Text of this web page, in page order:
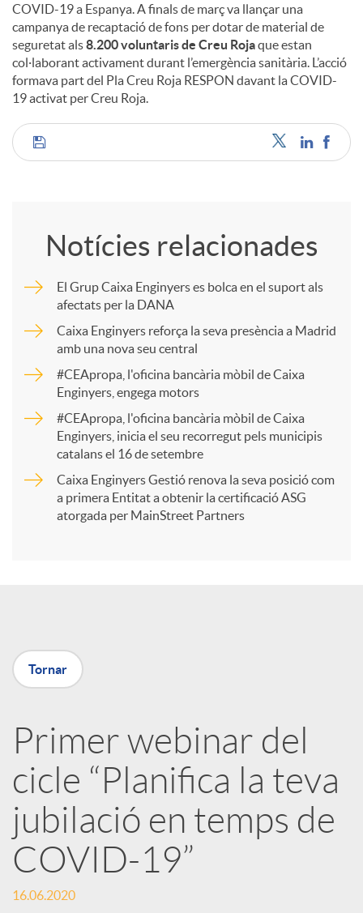
COVID-19 a Espanya. A finals de març va llançar una
campanya de recaptació de fons per dotar de material de
seguretat als8.200 voluntaris de Creu Rojaque estan
col·laborant activament durant l’emergència sanitària. L’acció
formava part del Pla Creu Roja RESPON davant la COVID-
19 activat per Creu Roja.
C
m
p
a
r
t
X
a
r
x
e
Notícies relacionades
El Grup Caixa Enginyers es bolca en el suport als
afectats per la DANA
Caixa Enginyers reforça la seva presència a Madrid
amb una nova seu central
#CEApropa, l'oficina bancària mòbil de Caixa
Enginyers, engega motors
#CEApropa, l'oficina bancària mòbil de Caixa
Enginyers, inicia el seu recorregut pels municipis
catalans el 16 de setembre
Caixa Enginyers Gestió renova la seva posició com
a primera Entitat a obtenir la certificació ASG
atorgada per MainStreet Partners
Tornar
Primer webinar del
cicle “Planifica la teva
jubilació en temps de
COVID-19”
16.06.2020